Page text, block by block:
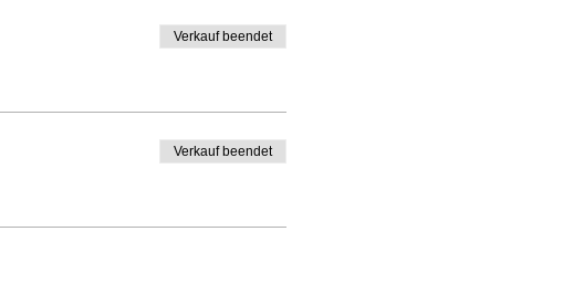
Verkauf beendet
Verkauf beendet